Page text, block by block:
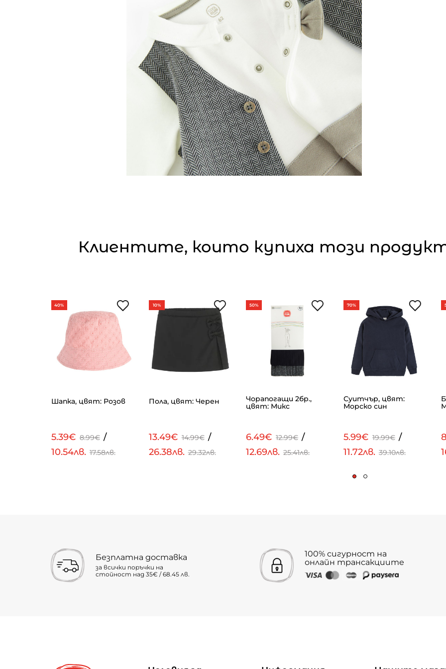
Клиентите, които купиха този
40%
Шапка, цвят: Розов
5.39€ 8.99€ /
10.54лв. 17.58лв.
10%
Пола, цвят: Черен
13.49€ 14.99€ /
26.38лв. 29.32лв.
50%
Чорапогащи 2бр.,
цвят: Микс
6.49€ 12.99€ /
12.69лв. 25.41лв.
70%
Суитчър, цвят:
Морско син
5.99€ 19.99€ /
11.72лв. 39.10лв.
Безплатна доставка
за всички поръчки на
стойност над 35€ / 68.45 лв.
100% сигурност на
онлайн трансакциите